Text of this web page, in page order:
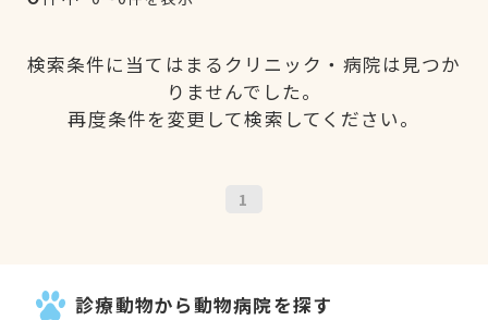
検索条件に当てはまるクリニック・病院は見つか
りませんでした。
再度条件を変更して検索してください。
1
診療動物から動物病院を探す